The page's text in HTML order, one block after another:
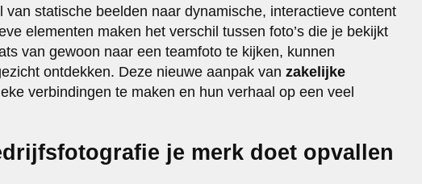
statische beelden naar dynamische, interactieve content
elementen maken het verschil tussen foto’s die je bekijkt
van gewoon naar een teamfoto te kijken, kunnen
ontdekken. Deze nieuwe aanpak van zakelijke
verbindingen te maken en hun verhaal op een veel
je merk doet opvallen